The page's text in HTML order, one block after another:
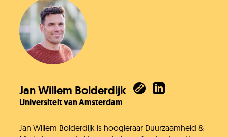
Jan Willem Bolderdijk
Universiteit van Amsterdam
Jan Willem Bolderdijk is hoogleraar Duurzaamheid &